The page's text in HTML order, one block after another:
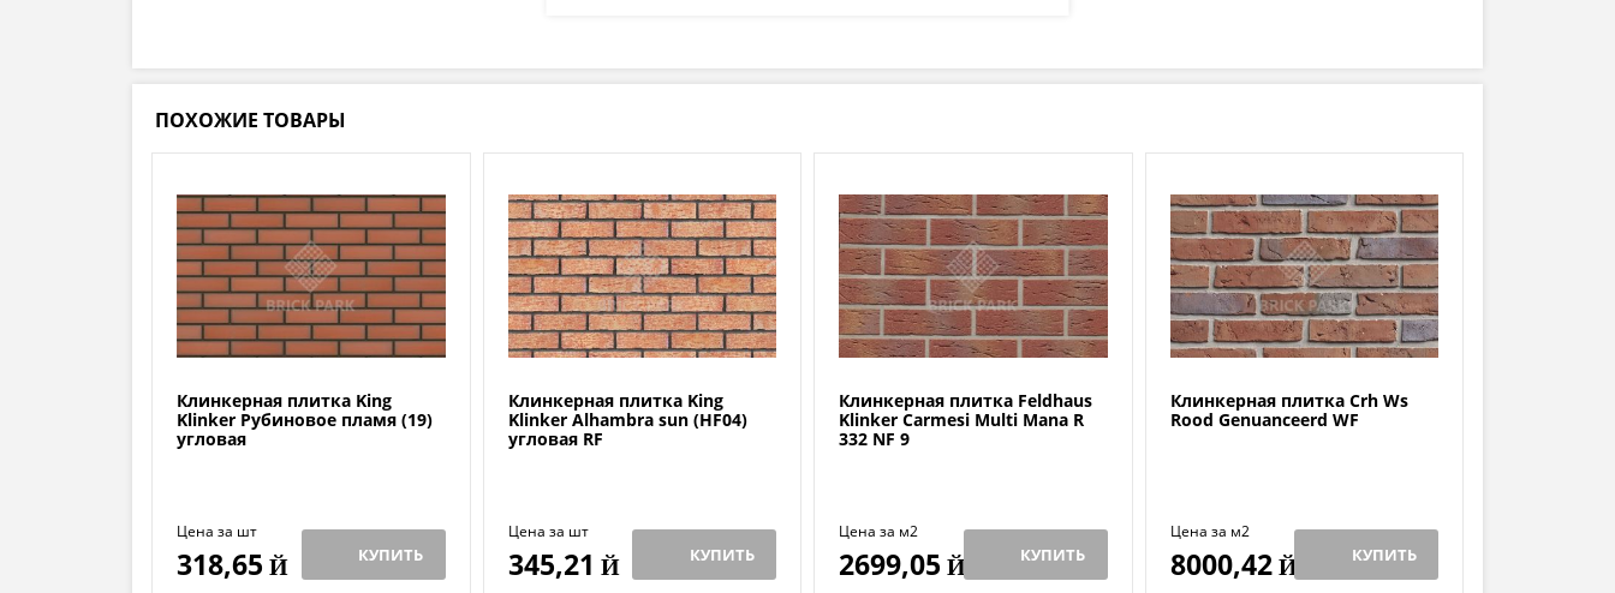
ПОХОЖИЕ ТОВАРЫ
Клинкерная плитка King
Klinker Рубиновое пламя (19)
угловая
Цена за шт
318,65 Й КУПИТЬ
Клинкерная плитка King
Klinker Alhambra sun (HF04)
угловая RF
Цена за шт
345,21 Й КУПИТЬ
Клинкерная плитка Feldhaus
Klinker Carmesi Multi Mana R
332 NF 9
Цена за м2
2699,05 Й КУПИТЬ
Клинкерная плитка Crh Ws
Rood Genuanceerd WF
Цена за м2
8000,42Й КУПИТЬ